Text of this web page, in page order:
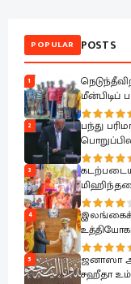
POPULAR POSTS
1
கடற்படை
2
பந்து
ரவூப்
3
4
சந்தித்தார்
5
ஜனாஸா
சஹீதா